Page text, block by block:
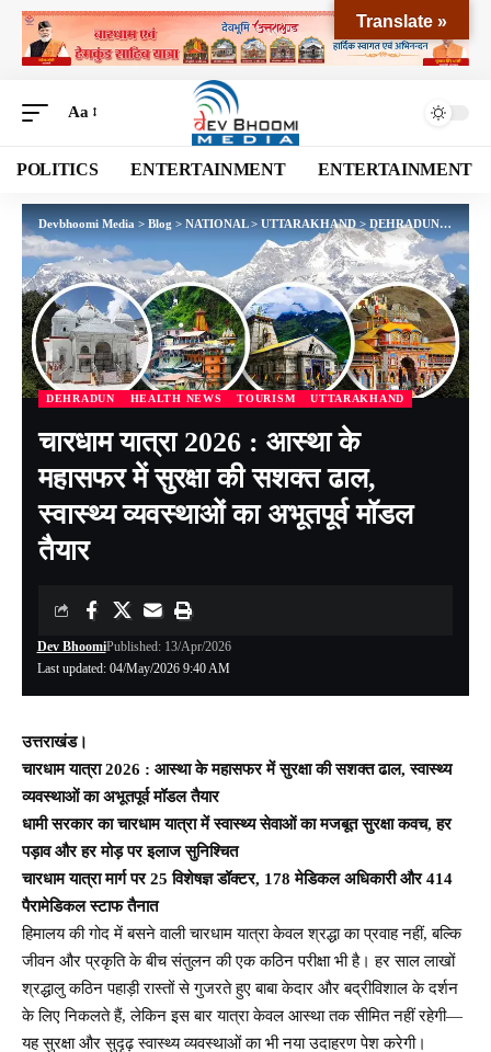
Aa
POLITICS ENTERTAINMENT ENTERTAINMENT
Devbhoomi Media>Blog>NATIONAL> UTTARAKHAND>DEHRADUN>
DEHRADUN HEALTH NEWS TOURISM UTTARAKHAND
चारधाम यात्रा 2026 : आस्था के
महासफर में सुरक्षा की सशक्त ढाल,
स्वास्थ्य व्यवस्थाओं का अभूतपूर्व मॉडल
तैयार
Last updated: 04/May/2026 9:40 AM
Dev BhoomiPublished: 13/Apr/2026
उत्तराखंड।
चारधाम यात्रा 2026 : आस्था के महासफर में सुरक्षा की सशक्त ढाल, स्वास्थ्य
व्यवस्थाओं का अभूतपूर्व मॉडल तैयार
धामी सरकार का चारधाम यात्रा में स्वास्थ्य सेवाओं का मजबूत सुरक्षा कवच, हर
पड़ाव और हर मोड़ पर इलाज सुनिश्चित
चारधाम यात्रा मार्ग पर 25 विशेषज्ञ डॉक्टर, 178 मेडिकल अधिकारी और 414
पैरामेडिकल स्टाफ तैनात
हिमालय की गोद में बसने वाली चारधाम यात्रा केवल श्रद्धा का प्रवाह नहीं, बल्कि
जीवन और प्रकृति के बीच संतुलन की एक कठिन परीक्षा भी है। हर साल लाखों
श्रद्धालु कठिन पहाड़ी रास्तों से गुजरते हुए बाबा केदार और बद्रीविशाल के दर्शन
के लिए निकलते हैं, लेकिन इस बार यात्रा केवल आस्था तक सीमित नहीं रहेगी—
यह सुरक्षा और सुदृढ़ स्वास्थ्य व्यवस्थाओं का भी नया उदाहरण पेश करेगी।
Translate »